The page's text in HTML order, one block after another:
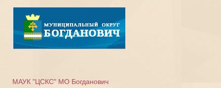
МАУК "ЦСКС" МО Богданович